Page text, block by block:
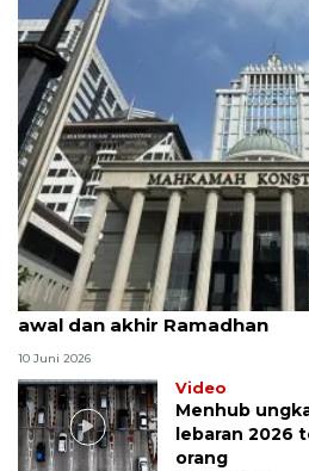
MK uji materi UU Peradilan
awal dan akhir Ramadhan
10 Juni 2026
Video
Menhub
lebaran 2026
orang